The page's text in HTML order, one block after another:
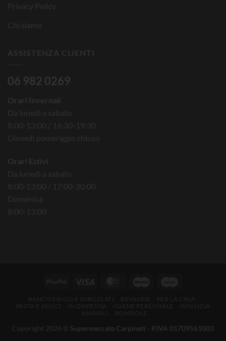
Privacy Policy
Chi siamo
ASSISTENZA CLIENTI
06 982 0269
Orari Invernali
Da lunedì a sabato
8:00-13:00 / 16:30-19:30
Giovedì pomeriggio chiuso
Orari Estivi
Da lunedì a sabato
8:00-13:00 / 17:00-20:00
Domenica
8:00-13:00
Copyright 2026 © Supermercato Carpineti - P.IVA 01709561003